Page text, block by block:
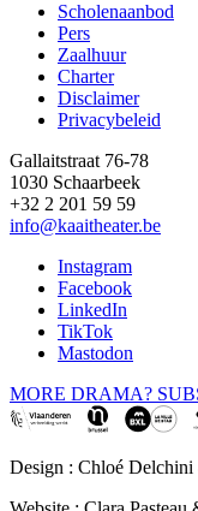
Footer
Scholenaanbod
Pers
Zaalhuur
Charter
Disclaimer
Privacybeleid
Gallaitstraat 76-78
1030 Schaarbeek
+32 2 201 59 59
info@kaaitheater.be
Instagram
Facebook
LinkedIn
TikTok
Mastodon
MORE DRAMA?
Design : Chloé